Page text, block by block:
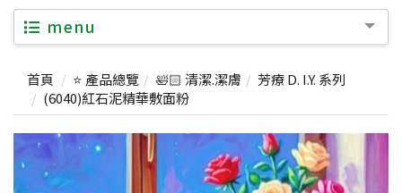
menu
首頁 ⭐ 產品總覽 🛀🏻 清潔.潔膚
芳療 D. I.Y. 系列
(6040)紅石泥精華敷面粉